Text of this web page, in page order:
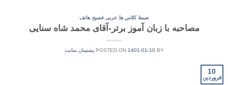
ضبط کلاس ها,عربی فصیح,هاتف
مصاحبه با زبان آموز برتر-آقای محمد شاه سنایی
POSTED ON 1401-01-10BY پشتیبان سایت
10
فروردین